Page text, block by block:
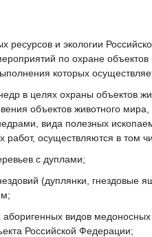
ресурсов и экологии
по охране объектов
которых
в целях охраны объектов
объектов животного
вида полезных
работ, осуществляются в том
с дуплами;
(дуплянки, гнездовые
видов медоносных
Российской Федерации;